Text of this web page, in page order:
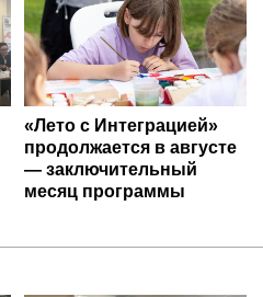
«Лето с Интеграцией»
продолжается в августе
— заключительный
месяц программы